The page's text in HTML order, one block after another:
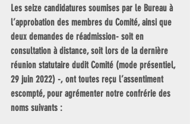
Les seize candidatures soumises par le Bureau à
l’approbation des membres du Comité, ainsi que
deux demandes de réadmission- soit en
consultation à distance, soit lors de la dernière
réunion statutaire dudit Comité (mode présentiel,
29 juin 2022) -, ont toutes reçu l’assentiment
escompté, pour agrémenter notre confrérie des
noms suivants :